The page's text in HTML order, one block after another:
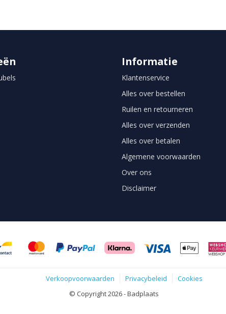
Informatie
Klantenservice
Alles over bestellen
Ruilen en retourneren
Alles over verzenden
Alles over betalen
Algemene voorwaarden
Over ons
Disclaimer
Verkoopvoorwaarden Privacybeleid
Cookies
© Copyright 2026 - Badplaats